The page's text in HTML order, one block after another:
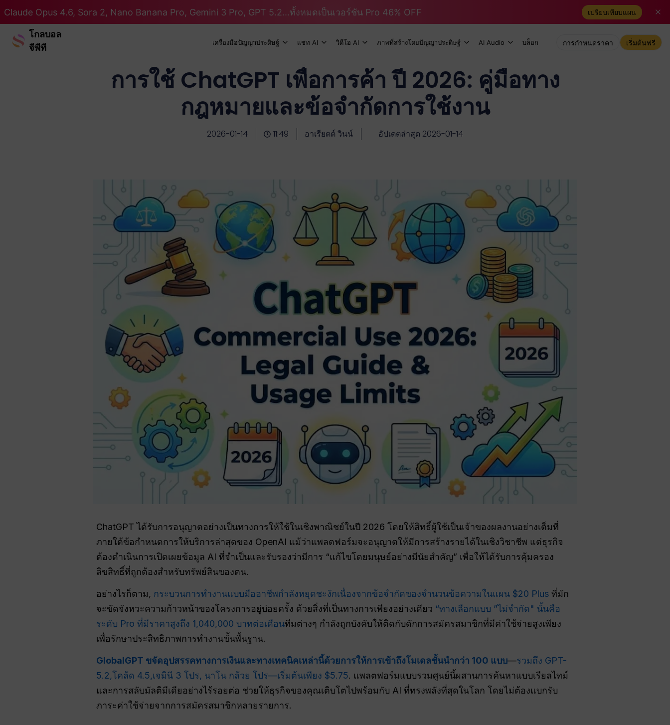
Claude Opus 4.6, Sora 2, Nano Banana Pro, Gemini 3 Pro, GPT 5.2...ทั้งหมดเป็นเวอร์ชัน Pro 46% OFF เปรียบเทียบแผน
โกลบอล
จีพีที
เครื่องมือปัญญาประดิษฐ์ แชท AI วิดีโอ AI ภาพที่สร้างโดยปัญญาประดิษฐ์ AI Audio บล็อก การกำหนดราคา เริ่มต้นฟรี
การใช้ ChatGPT เพื่อการค้า ปี 2026: คู่มือทาง
กฎหมายและข้อจำกัดการใช้งาน
2026-01-14 11:49 อาเรียตต์ วินน์ อัปเดตล่าสุด 2026-01-14
ChatGPT ได้รับการอนุญาตอย่างเป็นทางการให้ใช้ในเชิงพาณิชย์ในปี 2026 โดยให้สิทธิ์ผู้ใช้เป็นเจ้าของผลงานอย่างเต็มที่
ภายใต้ข้อกำหนดการให้บริการล่าสุดของ OpenAI แม้ว่าแพลตฟอร์มจะอนุญาตให้มีการสร้างรายได้ในเชิงวิชาชีพ แต่ธุรกิจ
ต้องดำเนินการเปิดเผยข้อมูล AI ที่จำเป็นและรับรองว่ามีการ “แก้ไขโดยมนุษย์อย่างมีนัยสำคัญ” เพื่อให้ได้รับการคุ้มครอง
ลิขสิทธิ์ที่ถูกต้องสำหรับทรัพย์สินของตน.
อย่างไรก็ตาม, กระบวนการทำงานแบบมืออาชีพกำลังหยุดชะงักเนื่องจากข้อจำกัดของจำนวนข้อความในแผน $20 Plus ที่มัก
จะขัดจังหวะความก้าวหน้าของโครงการอยู่บ่อยครั้ง ด้วยสิ่งที่เป็นทางการเพียงอย่างเดียว “ทางเลือกแบบ ”ไม่จำกัด" นั้นคือ
ระดับ Pro ที่มีราคาสูงถึง 1,040,000 บาทต่อเดือนทีมต่างๆ กำลังถูกบังคับให้ติดกับดักการสมัครสมาชิกที่มีค่าใช้จ่ายสูงเพียง
เพื่อรักษาประสิทธิภาพการทำงานขั้นพื้นฐาน.
GlobalGPT ขจัดอุปสรรคทางการเงินและทางเทคนิคเหล่านี้ด้วยการให้การเข้าถึงโมเดลชั้นนำกว่า 100 แบบ—รวมถึง GPT-
5.2,โคล้ด 4.5,เจมินี 3 โปร, นาโน กล้วย โปร—เริ่มต้นเพียง $5.75. แพลตฟอร์มแบบรวมศูนย์นี้ผสานการค้นหาแบบเรียลไทม์
และการสลับมัลติมีเดียอย่างไร้รอยต่อ ช่วยให้ธุรกิจของคุณเติบโตไปพร้อมกับ AI ที่ทรงพลังที่สุดในโลก โดยไม่ต้องแบกรับ
ภาระค่าใช้จ่ายจากการสมัครสมาชิกหลายรายการ.